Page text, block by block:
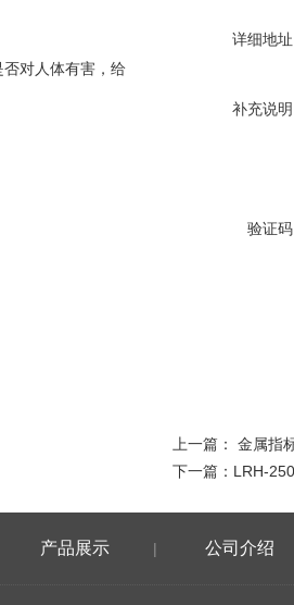
详细地
补充说
验证
上一篇： 金属指
下一篇： LRH-
对人体有害，给
产品展示 | 公司介绍